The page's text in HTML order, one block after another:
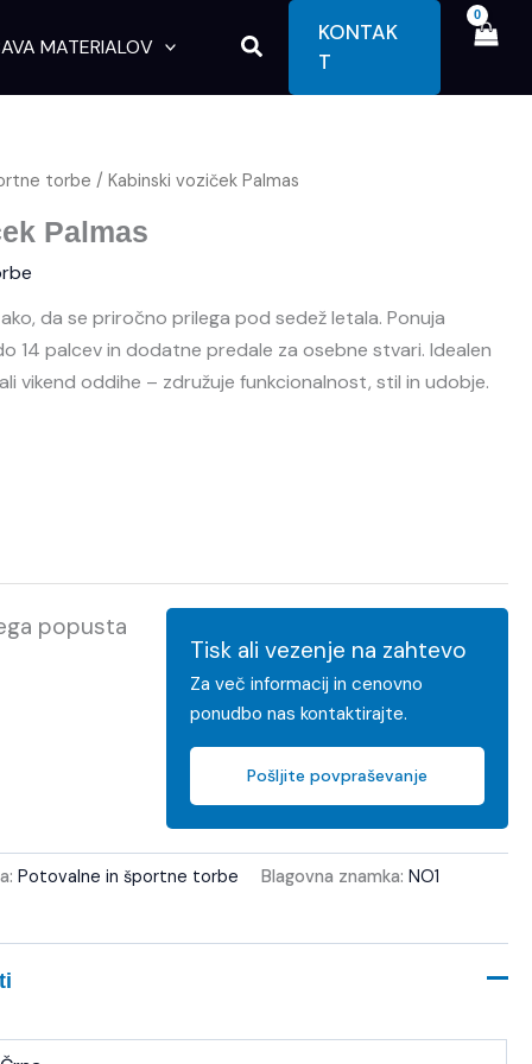
MATERIALOV Search
KONTAK
T
torbe / Kabinski voziček Palmas
Palmas
da se priročno prilega pod sedež letala. Ponuja
14 palcev in dodatne predale za osebne stvari. Idealen
vikend oddihe – združuje funkcionalnost, stil in udobje.
popusta
Tisk ali vezenje na zahtevo
Za več informacij in cenovno
ponudbo nas kontaktirajte.
Pošljite povpraševanje
Potovalne in športne torbe Blagovna znamka:NO1